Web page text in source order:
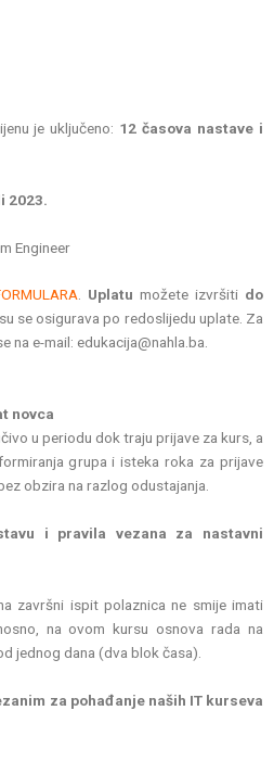
je uključeno: 12 časova nastave i
2023.
Engineer
. Uplatu možete izvršiti do
se osigurava po redoslijedu uplate. Za
na e-mail: edukacija@nahla.ba.
novca
u periodu dok traju prijave za kurs, a
grupa i isteka roka za prijave
obzira na razlog odustajanja.
i pravila vezana za nastavni
završni ispit polaznica ne smije imati
na ovom kursu osnova rada na
jednog dana (dva blok časa).
za pohađanje naših IT kurseva